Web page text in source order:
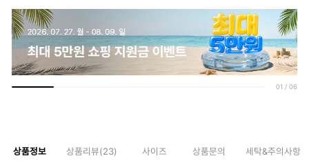
01 / 06
상품정보 상품리뷰(23) 사이즈 상품문의 세탁&주의사항